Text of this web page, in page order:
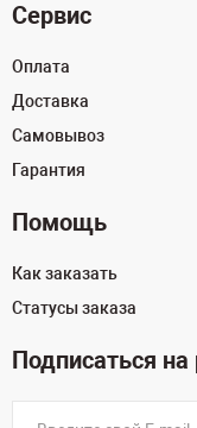
Сервис
Оплата
Доставка
Самовывоз
Гарантия
Помощь
Как заказать
Статусы заказа
Подписаться